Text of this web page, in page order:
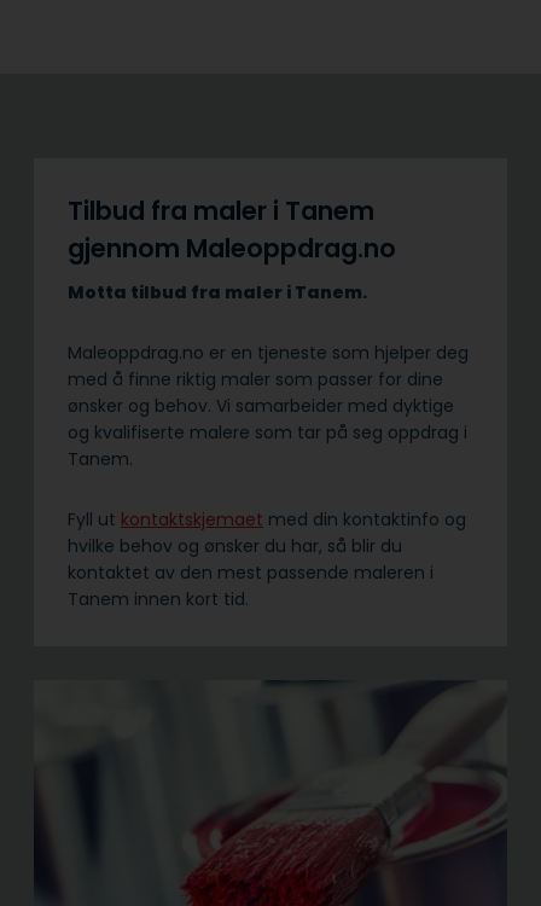
Tilbud fra maler i Tanem
gjennom Maleoppdrag.no
Motta tilbud fra maler i Tanem.
Maleoppdrag.no er en tjeneste som hjelper deg
med å finne riktig maler som passer for dine
ønsker og behov. Vi samarbeider med dyktige
og kvalifiserte malere som tar på seg oppdrag i
Tanem.
Fyll ut kontaktskjemaet med din kontaktinfo og
hvilke behov og ønsker du har, så blir du
kontaktet av den mest passende maleren i
Tanem innen kort tid.